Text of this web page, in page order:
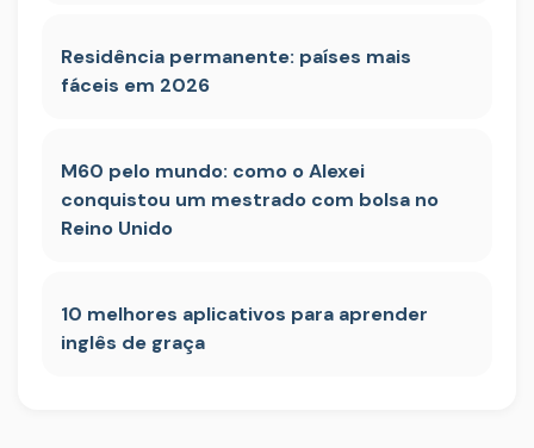
Residência permanente: países mais
fáceis em 2026
M60 pelo mundo: como o Alexei
conquistou um mestrado com bolsa no
Reino Unido
10 melhores aplicativos para aprender
inglês de graça